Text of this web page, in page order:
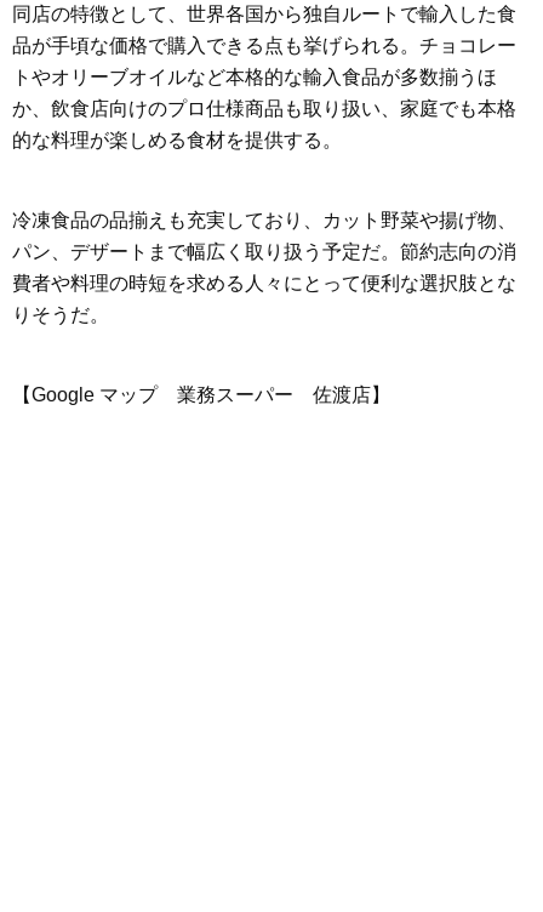
同店の特徴として、世界各国から独自ルートで輸入した食
品が手頃な価格で購入できる点も挙げられる。チョコレー
トやオリーブオイルなど本格的な輸入食品が多数揃うほ
か、飲食店向けのプロ仕様商品も取り扱い、家庭でも本格
的な料理が楽しめる食材を提供する。
冷凍食品の品揃えも充実しており、カット野菜や揚げ物、
パン、デザートまで幅広く取り扱う予定だ。節約志向の消
費者や料理の時短を求める人々にとって便利な選択肢とな
りそうだ。
【Google マップ 業務スーパー 佐渡店】